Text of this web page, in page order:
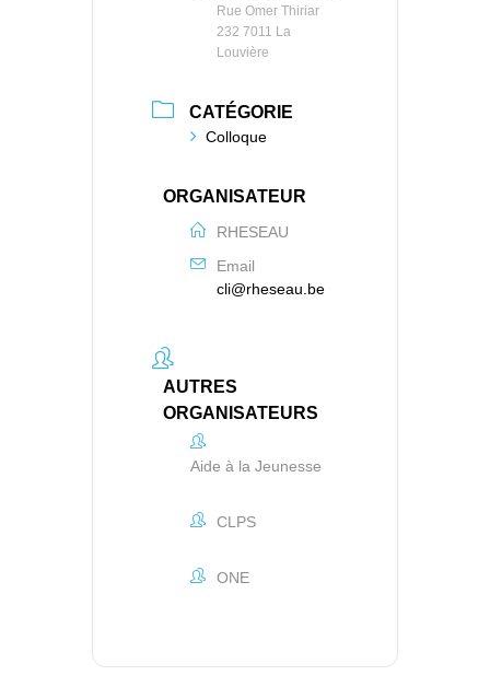
Rue Omer Thiriar
232 7011 La
Louvière
CATÉGORIE
Colloque
ORGANISATEUR
RHESEAU
Email
cli@rheseau.be
AUTRES
ORGANISATEURS
Aide à la Jeunesse
CLPS
ONE